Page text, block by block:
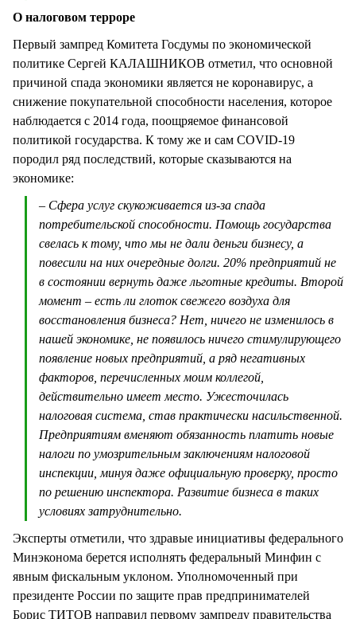
О налоговом терроре
Первый зампред Комитета Госдумы по экономической
политике Сергей КАЛАШНИКОВ отметил, что основной
причиной спада экономики является не коронавирус, а
снижение покупательной способности населения, которое
наблюдается с 2014 года, поощряемое финансовой
политикой государства. К тому же и сам COVID-19
породил ряд последствий, которые сказываются на
экономике:
– Сфера услуг скукоживается из-за спада
потребительской способности. Помощь государства
свелась к тому, что мы не дали деньги бизнесу, а
повесили на них очередные долги. 20% предприятий не
в состоянии вернуть даже льготные кредиты. Второй
момент – есть ли глоток свежего воздуха для
восстановления бизнеса? Нет, ничего не изменилось в
нашей экономике, не появилось ничего стимулирующего
появление новых предприятий, а ряд негативных
факторов, перечисленных моим коллегой,
действительно имеет место. Ужесточилась
налоговая система, став практически насильственной.
Предприятиям вменяют обязанность платить новые
налоги по умозрительным заключениям налоговой
инспекции, минуя даже официальную проверку, просто
по решению инспектора. Развитие бизнеса в таких
условиях затруднительно.
Эксперты отметили, что здравые инициативы федерального
Минэконома берется исполнять федеральный Минфин с
явным фискальным уклоном. Уполномоченный при
президенте России по защите прав предпринимателей
Борис ТИТОВ направил первому зампреду правительства